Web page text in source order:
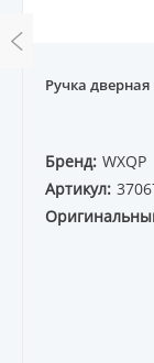
Ручка дверная
Бренд: WXQP
Артикул: